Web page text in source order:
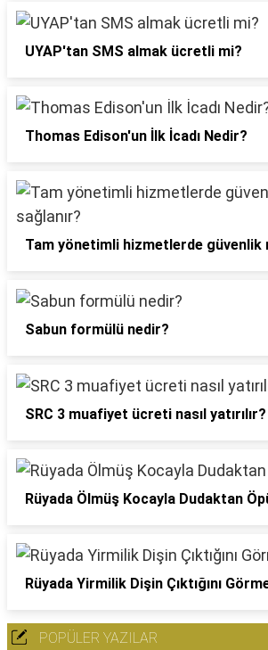
UYAP'tan SMS almak ücretli mi?
Thomas Edison'un İlk İcadı Nedir?
Tam yönetimli hizmetlerde güvenlik
Sabun formülü nedir?
SRC 3 muafiyet ücreti nasıl yatırılır?
Rüyada Ölmüş Kocayla Dudaktan
Rüyada Yirmilik Dişin Çıktığını
POPÜLER YAZILAR